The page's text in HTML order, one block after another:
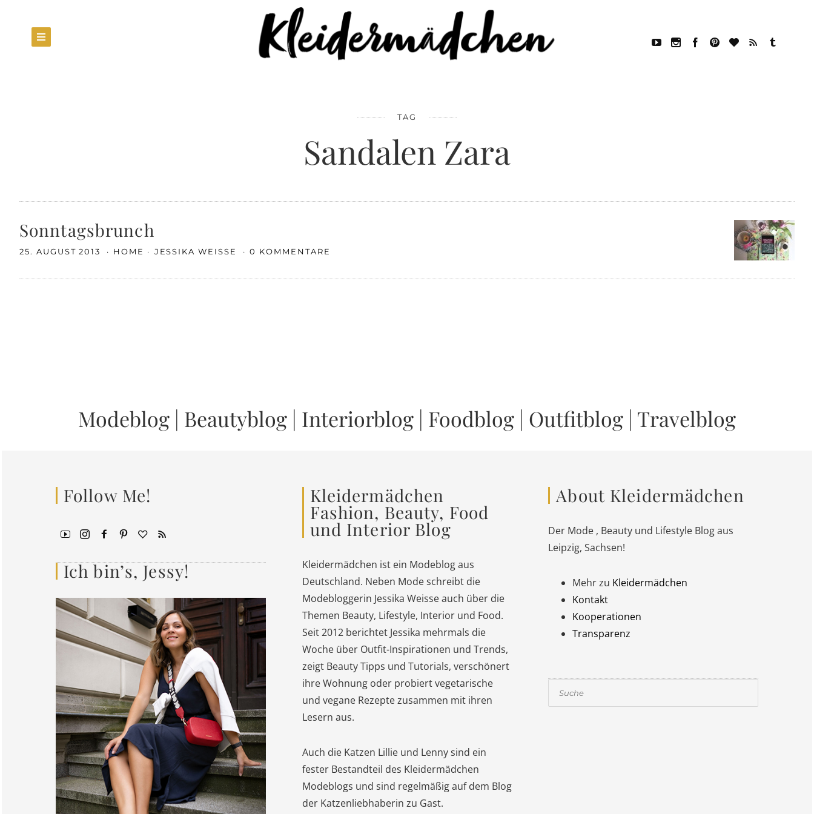
TAG
Sandalen Zara
Sonntagsbrunch
25. AUGUST 2013 HOME JESSIKA WEISSE 0 KOMMENTARE
Modeblog | Beautyblog | Interiorblog | Foodblog | Outfitblog | Travelblog
Follow Me!
Ich bin’s, Jessy!
Kleidermädchen
Fashion, Beauty, Food
und Interior Blog
Kleidermädchen ist ein Modeblog aus
Deutschland. Neben Mode schreibt die
Modebloggerin Jessika Weisse auch über die
Themen Beauty, Lifestyle, Interior und Food.
Seit 2012 berichtet Jessika mehrmals die
Woche über Outfit-Inspirationen und Trends,
zeigt Beauty Tipps und Tutorials, verschönert
ihre Wohnung oder probiert vegetarische
und vegane Rezepte zusammen mit ihren
Lesern aus.
Auch die Katzen Lillie und Lenny sind ein
fester Bestandteil des Kleidermädchen
Modeblogs und sind regelmäßig auf dem Blog
der Katzenliebhaberin zu Gast.
About Kleidermädchen
Der Mode , Beauty und Lifestyle Blog aus
Leipzig, Sachsen!
Mehr zu Kleidermädchen
Kontakt
Kooperationen
Transparenz
Suchen